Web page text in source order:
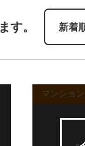
す。 新着
マンション